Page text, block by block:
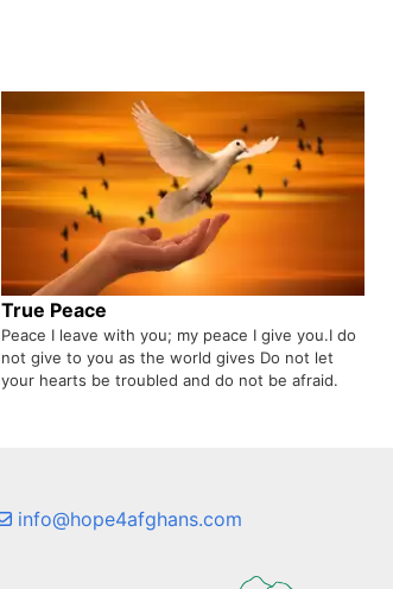
True Peace
Peace I leave with you; my peace I give you.I do
not give to you as the world gives Do not let
your hearts be troubled and do not be afraid.
info@hope4afghans.com